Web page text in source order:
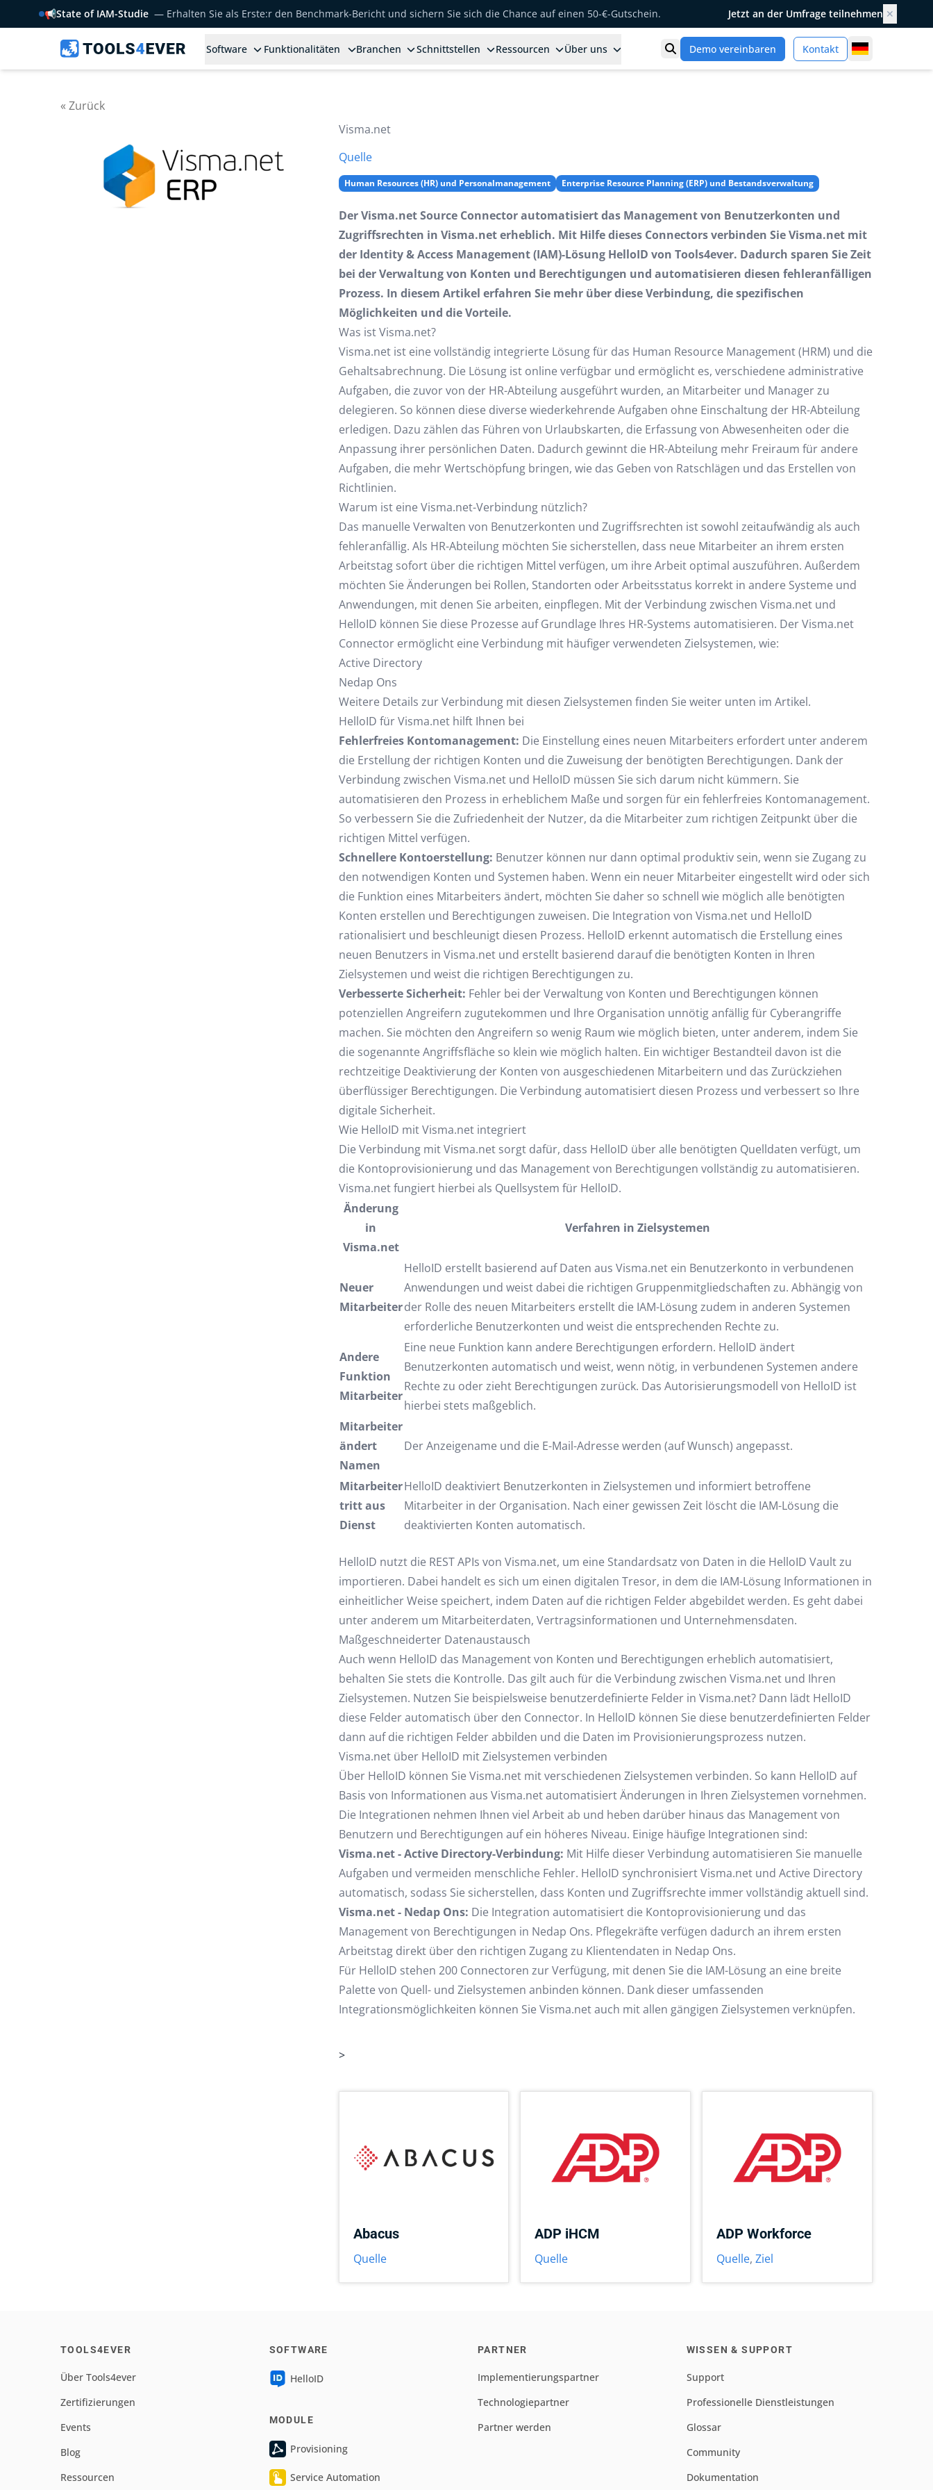
📢State of IAM-Studie — Erhalten Sie als Erste:r den Benchmark-Bericht und sichern Sie sich die Chance auf einen 50-€-Gutschein. Jetzt an der Umfrage teilnehmen ✕
Software Funktionalitäten Branchen Schnittstellen Ressourcen Über uns Suche öffnen
Demo vereinbaren Kontakt Germany
« Zurück
Visma.net
Quelle
Human Resources (HR) und Personalmanagement Enterprise Resource Planning (ERP) und Bestandsverwaltung
Der Visma.net Source Connector automatisiert das Management von Benutzerkonten und
Zugriffsrechten in Visma.net erheblich. Mit Hilfe dieses Connectors verbinden Sie Visma.net mit
der Identity & Access Management (IAM)-Lösung HelloID von Tools4ever. Dadurch sparen Sie Zeit
bei der Verwaltung von Konten und Berechtigungen und automatisieren diesen fehleranfälligen
Prozess. In diesem Artikel erfahren Sie mehr über diese Verbindung, die spezifischen
Möglichkeiten und die Vorteile.
Was ist Visma.net?
Visma.net ist eine vollständig integrierte Lösung für das Human Resource Management (HRM) und die
Gehaltsabrechnung. Die Lösung ist online verfügbar und ermöglicht es, verschiedene administrative
Aufgaben, die zuvor von der HR-Abteilung ausgeführt wurden, an Mitarbeiter und Manager zu
delegieren. So können diese diverse wiederkehrende Aufgaben ohne Einschaltung der HR-Abteilung
erledigen. Dazu zählen das Führen von Urlaubskarten, die Erfassung von Abwesenheiten oder die
Anpassung ihrer persönlichen Daten. Dadurch gewinnt die HR-Abteilung mehr Freiraum für andere
Aufgaben, die mehr Wertschöpfung bringen, wie das Geben von Ratschlägen und das Erstellen von
Richtlinien.
Warum ist eine Visma.net-Verbindung nützlich?
Das manuelle Verwalten von Benutzerkonten und Zugriffsrechten ist sowohl zeitaufwändig als auch
fehleranfällig. Als HR-Abteilung möchten Sie sicherstellen, dass neue Mitarbeiter an ihrem ersten
Arbeitstag sofort über die richtigen Mittel verfügen, um ihre Arbeit optimal auszuführen. Außerdem
möchten Sie Änderungen bei Rollen, Standorten oder Arbeitsstatus korrekt in andere Systeme und
Anwendungen, mit denen Sie arbeiten, einpflegen. Mit der Verbindung zwischen Visma.net und
HelloID können Sie diese Prozesse auf Grundlage Ihres HR-Systems automatisieren. Der Visma.net
Connector ermöglicht eine Verbindung mit häufiger verwendeten Zielsystemen, wie:
Active Directory
Nedap Ons
Weitere Details zur Verbindung mit diesen Zielsystemen finden Sie weiter unten im Artikel.
HelloID für Visma.net hilft Ihnen bei
Fehlerfreies Kontomanagement: Die Einstellung eines neuen Mitarbeiters erfordert unter anderem
die Erstellung der richtigen Konten und die Zuweisung der benötigten Berechtigungen. Dank der
Verbindung zwischen Visma.net und HelloID müssen Sie sich darum nicht kümmern. Sie
automatisieren den Prozess in erheblichem Maße und sorgen für ein fehlerfreies Kontomanagement.
So verbessern Sie die Zufriedenheit der Nutzer, da die Mitarbeiter zum richtigen Zeitpunkt über die
richtigen Mittel verfügen.
Schnellere Kontoerstellung: Benutzer können nur dann optimal produktiv sein, wenn sie Zugang zu
den notwendigen Konten und Systemen haben. Wenn ein neuer Mitarbeiter eingestellt wird oder sich
die Funktion eines Mitarbeiters ändert, möchten Sie daher so schnell wie möglich alle benötigten
Konten erstellen und Berechtigungen zuweisen. Die Integration von Visma.net und HelloID
rationalisiert und beschleunigt diesen Prozess. HelloID erkennt automatisch die Erstellung eines
neuen Benutzers in Visma.net und erstellt basierend darauf die benötigten Konten in Ihren
Zielsystemen und weist die richtigen Berechtigungen zu.
Verbesserte Sicherheit: Fehler bei der Verwaltung von Konten und Berechtigungen können
potenziellen Angreifern zugutekommen und Ihre Organisation unnötig anfällig für Cyberangriffe
machen. Sie möchten den Angreifern so wenig Raum wie möglich bieten, unter anderem, indem Sie
die sogenannte Angriffsfläche so klein wie möglich halten. Ein wichtiger Bestandteil davon ist die
rechtzeitige Deaktivierung der Konten von ausgeschiedenen Mitarbeitern und das Zurückziehen
überflüssiger Berechtigungen. Die Verbindung automatisiert diesen Prozess und verbessert so Ihre
digitale Sicherheit.
Wie HelloID mit Visma.net integriert
Die Verbindung mit Visma.net sorgt dafür, dass HelloID über alle benötigten Quelldaten verfügt, um
die Kontoprovisionierung und das Management von Berechtigungen vollständig zu automatisieren.
Visma.net fungiert hierbei als Quellsystem für HelloID.
Änderung
in
Visma.net
Verfahren in Zielsystemen
Neuer
Mitarbeiter
HelloID erstellt basierend auf Daten aus Visma.net ein Benutzerkonto in verbundenen
Anwendungen und weist dabei die richtigen Gruppenmitgliedschaften zu. Abhängig von
der Rolle des neuen Mitarbeiters erstellt die IAM-Lösung zudem in anderen Systemen
erforderliche Benutzerkonten und weist die entsprechenden Rechte zu.
Andere
Funktion
Mitarbeiter
Eine neue Funktion kann andere Berechtigungen erfordern. HelloID ändert
Benutzerkonten automatisch und weist, wenn nötig, in verbundenen Systemen andere
Rechte zu oder zieht Berechtigungen zurück. Das Autorisierungsmodell von HelloID ist
hierbei stets maßgeblich.
Mitarbeiter
ändert
Namen
Der Anzeigename und die E-Mail-Adresse werden (auf Wunsch) angepasst.
Mitarbeiter
tritt aus
Dienst
HelloID deaktiviert Benutzerkonten in Zielsystemen und informiert betroffene
Mitarbeiter in der Organisation. Nach einer gewissen Zeit löscht die IAM-Lösung die
deaktivierten Konten automatisch.
HelloID nutzt die REST APIs von Visma.net, um eine Standardsatz von Daten in die HelloID Vault zu
importieren. Dabei handelt es sich um einen digitalen Tresor, in dem die IAM-Lösung Informationen in
einheitlicher Weise speichert, indem Daten auf die richtigen Felder abgebildet werden. Es geht dabei
unter anderem um Mitarbeiterdaten, Vertragsinformationen und Unternehmensdaten.
Maßgeschneiderter Datenaustausch
Auch wenn HelloID das Management von Konten und Berechtigungen erheblich automatisiert,
behalten Sie stets die Kontrolle. Das gilt auch für die Verbindung zwischen Visma.net und Ihren
Zielsystemen. Nutzen Sie beispielsweise benutzerdefinierte Felder in Visma.net? Dann lädt HelloID
diese Felder automatisch über den Connector. In HelloID können Sie diese benutzerdefinierten Felder
dann auf die richtigen Felder abbilden und die Daten im Provisionierungsprozess nutzen.
Visma.net über HelloID mit Zielsystemen verbinden
Über HelloID können Sie Visma.net mit verschiedenen Zielsystemen verbinden. So kann HelloID auf
Basis von Informationen aus Visma.net automatisiert Änderungen in Ihren Zielsystemen vornehmen.
Die Integrationen nehmen Ihnen viel Arbeit ab und heben darüber hinaus das Management von
Benutzern und Berechtigungen auf ein höheres Niveau. Einige häufige Integrationen sind:
Visma.net - Active Directory-Verbindung: Mit Hilfe dieser Verbindung automatisieren Sie manuelle
Aufgaben und vermeiden menschliche Fehler. HelloID synchronisiert Visma.net und Active Directory
automatisch, sodass Sie sicherstellen, dass Konten und Zugriffsrechte immer vollständig aktuell sind.
Visma.net - Nedap Ons: Die Integration automatisiert die Kontoprovisionierung und das
Management von Berechtigungen in Nedap Ons. Pflegekräfte verfügen dadurch an ihrem ersten
Arbeitstag direkt über den richtigen Zugang zu Klientendaten in Nedap Ons.
Für HelloID stehen 200 Connectoren zur Verfügung, mit denen Sie die IAM-Lösung an eine breite
Palette von Quell- und Zielsystemen anbinden können. Dank dieser umfassenden
Integrationsmöglichkeiten können Sie Visma.net auch mit allen gängigen Zielsystemen verknüpfen.
>
Abacus
Quelle
ADP iHCM
Quelle
ADP Workforce
Quelle,Ziel
TOOLS4EVER
Über Tools4ever
Zertifizierungen
Events
Blog
Ressourcen
SOFTWARE
HelloID
MODULE
Provisioning
Service Automation
PARTNER
Implementierungspartner
Technologiepartner
Partner werden
WISSEN & SUPPORT
Support
Professionelle Dienstleistungen
Glossar
Community
Dokumentation